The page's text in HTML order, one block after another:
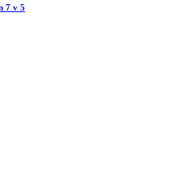
7 v 5